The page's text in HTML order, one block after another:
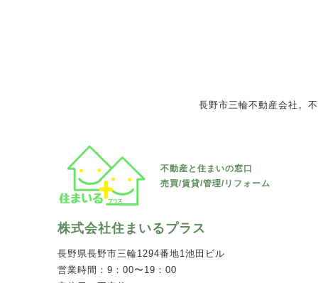
長野市三輪不動産会社。
不動産と住まいの窓口
売買/賃貸/管理/リフォーム
株式会社住まいるプラス
長野県長野市三輪1294番地1池田ビル
営業時間：9：00〜19：00